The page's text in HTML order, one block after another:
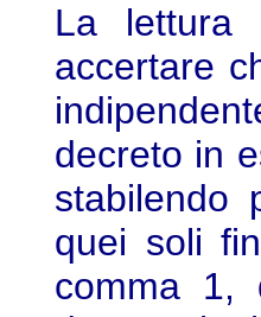
La lettura
accertare
decreto in
stabilendo
quei soli
comma 1,